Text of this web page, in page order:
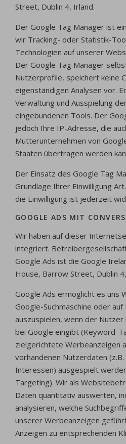
Street, Dublin 4, Irland.
Der Google Tag Manager ist
wir Tracking- oder Statistik-
Technologien auf unserer
Der Google Tag Manager
Nutzerprofile, speichert keine
eigenständigen Analysen vor.
Verwaltung und Ausspielung
eingebundenen Tools. Der
jedoch Ihre IP-Adresse, die
Mutterunternehmen von
Staaten übertragen werden
Der Einsatz des Google Tag
Grundlage Ihrer Einwilligung
die Einwilligung ist jederzeit
GOOGLE ADS MIT
Wir haben auf dieser
integriert.
Google Ads ist die Google
House, Barrow Street, Dublin
Google Ads ermöglicht es uns
Google-Suchmaschine oder
auszuspielen, wenn der
bei Google eingibt (Keyword-
zielgerichtete Werbeanzeigen
vorhandenen Nutzerdaten
Interessen) ausgespielt
Targeting). Wir als
Daten quantitativ auswerten,
analysieren, welche
unserer Werbeanzeigen
Anzeigen zu entsprechenden